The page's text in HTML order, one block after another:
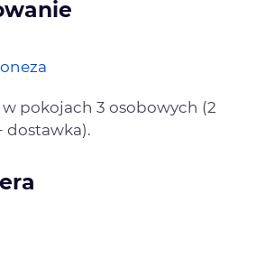
pokojach 3 osobowych (2
dostawka).